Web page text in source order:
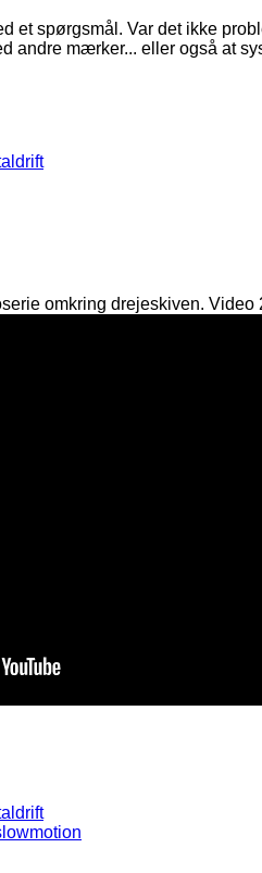
et spørgsmål. Var det ikke
andre mærker... eller også at
omkring drejeskiven.